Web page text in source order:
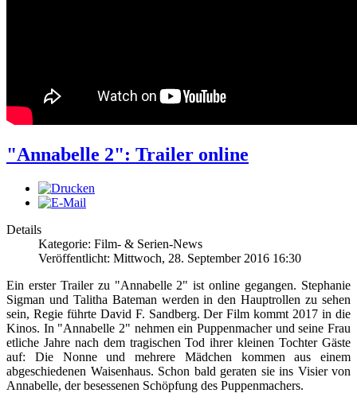
"Annabelle 2": Trailer online
Details
Kategorie: Film- & Serien-News
Veröffentlicht: Mittwoch, 28. September 2016 16:30
Ein erster Trailer zu "Annabelle 2" ist online gegangen. Stephanie
Sigman und Talitha Bateman werden in den Hauptrollen zu sehen
sein, Regie führte David F. Sandberg. Der Film kommt 2017 in die
Kinos. In "Annabelle 2" nehmen ein Puppenmacher und seine Frau
etliche Jahre nach dem tragischen Tod ihrer kleinen Tochter Gäste
auf: Die Nonne und mehrere Mädchen kommen aus einem
abgeschiedenen Waisenhaus. Schon bald geraten sie ins Visier von
Annabelle, der besessenen Schöpfung des Puppenmachers.